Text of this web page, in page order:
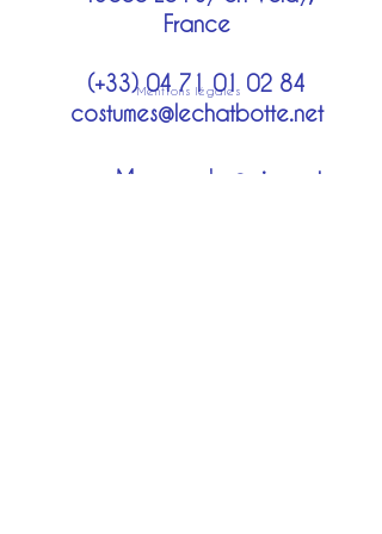
Mentions légales
France
(+33)04 71 01 02 84
costumes@lechatbotte.net
Moyens de paiement